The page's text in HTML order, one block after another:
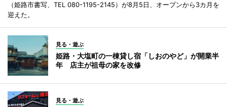
（姫路市書写、TEL 080-1195-2145）が8月5日、オープンから3カ月を
迎えた。
見る・遊ぶ
姫路・大塩町の一棟貸し宿「しおのやど」が開業半
年 店主が祖母の家を改修
見る・遊ぶ